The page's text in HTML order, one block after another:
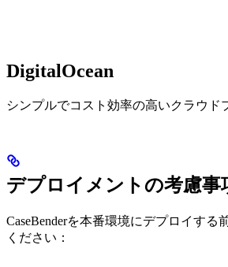
DigitalOcean
シンプルでコスト効率の高いクラウド
デプロイメントの考慮事
CaseBenderを本番環境にデプロイする
ください：